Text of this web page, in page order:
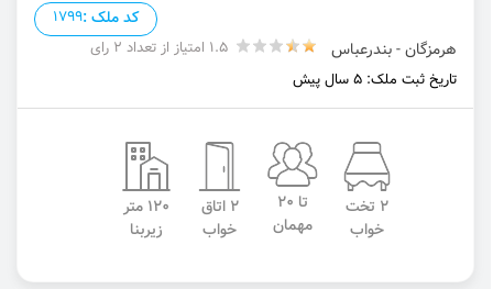
کد ملک :1799
هرمزگان - بندرعباس
1.5 امتیاز از تعداد 2 رای
تاریخ ثبت ملک: 5 سال پیش
2 تخت
خواب
تا 20
مهمان
2 اتاق
خواب
120 متر
زیربنا